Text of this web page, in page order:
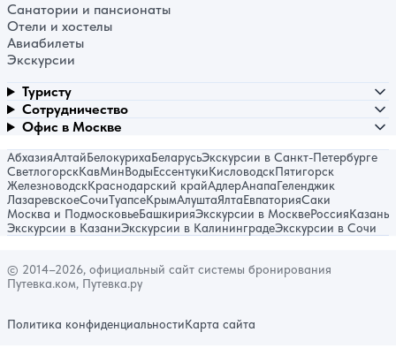
Санатории и пансионаты
Отели и хостелы
Авиабилеты
Экскурсии
Туристу
Сотрудничество
Офис в Москве
АбхазияАлтайБелокурихаБеларусьЭкскурсии в Санкт-Петербурге
СветлогорскКавМинВодыЕссентукиКисловодскПятигорск
ЖелезноводскКраснодарский крайАдлерАнапаГеленджик
ЛазаревскоеСочиТуапсеКрымАлуштаЯлтаЕвпаторияСаки
Москва и ПодмосковьеБашкирияЭкскурсии в МосквеРоссияКазань
Экскурсии в КазаниЭкскурсии в КалининградеЭкскурсии в Сочи
© 2014–2026, официальный сайт системы бронирования
Путевка.ком, Путевка.ру
Политика конфиденциальностиКарта сайта